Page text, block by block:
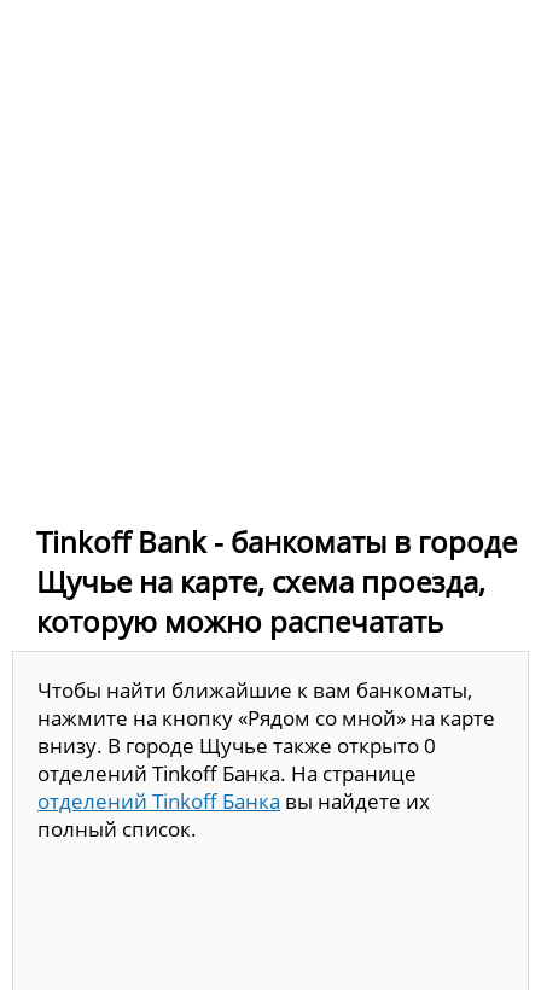
Tinkoff Bank - банкоматы в городе
Щучье на карте, схема проезда,
которую можно распечатать
Чтобы найти ближайшие к вам банкоматы,
нажмите на кнопку «Рядом со мной» на карте
внизу. В городе Щучье также открыто 0
отделений Tinkoff Банка. На странице
отделений Tinkoff Банка вы найдете их
полный список.